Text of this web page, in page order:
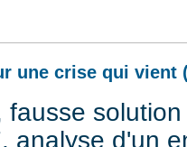
une crise qui vient
fausse
analyse d'un